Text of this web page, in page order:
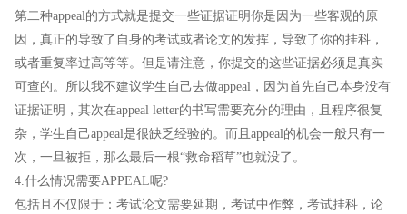
第二种appeal的方式就是提交一些证据证明你是因为一些客观的原
因，真正的导致了自身的考试或者论文的发挥，导致了你的挂科，
或者重复率过高等等。但是请注意，你提交的这些证据必须是真实
可查的。所以我不建议学生自己去做appeal，因为首先自己本身没有
证据证明，其次在appeal letter的书写需要充分的理由，且程序很复
杂，学生自己appeal是很缺乏经验的。而且appeal的机会一般只有一
次，一旦被拒，那么最后一根“救命稻草”也就没了。
4.什么情况需要APPEAL呢?
包括且不仅限于：考试论文需要延期，考试中作弊，考试挂科，论